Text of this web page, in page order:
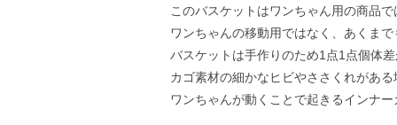
このバスケットはワンちゃん用の商品
ワンちゃんの移動用ではなく、あくま
バスケットは手作りのため1点1点個体
カゴ素材の細かなヒビやささくれがあ
ワンちゃんが動くことで起きるインナ